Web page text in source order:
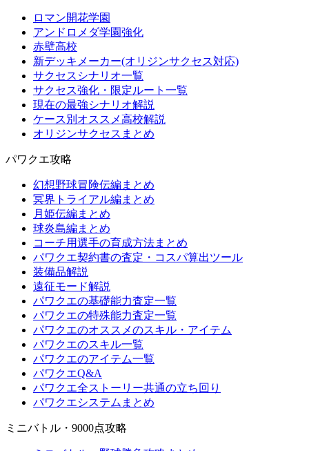
ロマン開花学園
アンドロメダ学園強化
赤壁高校
新デッキメーカー(オリジンサクセス対応)
サクセスシナリオ一覧
サクセス強化・限定ルート一覧
現在の最強シナリオ解説
ケース別オススメ高校解説
オリジンサクセスまとめ
パワクエ攻略
幻想野球冒険伝編まとめ
冥界トライアル編まとめ
月姫伝編まとめ
球炎島編まとめ
コーチ用選手の育成方法まとめ
パワクエ契約書の査定・コスパ算出ツール
装備品解説
遠征モード解説
パワクエの基礎能力査定一覧
パワクエの特殊能力査定一覧
パワクエのオススメのスキル・アイテム
パワクエのスキル一覧
パワクエのアイテム一覧
パワクエQ&A
パワクエ全ストーリー共通の立ち回り
パワクエシステムまとめ
ミニバトル・9000点攻略